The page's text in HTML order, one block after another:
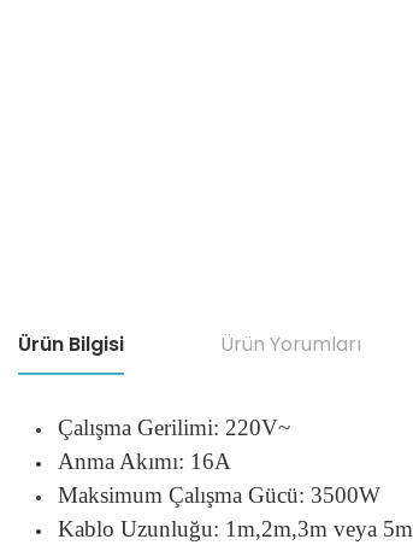
Ürün Bilgisi Ürün Yorumları
Çalışma Gerilimi: 220V~
Anma Akımı: 16A
Maksimum Çalışma Gücü: 3500W
Kablo Uzunluğu: 1m,2m,3m veya 5m